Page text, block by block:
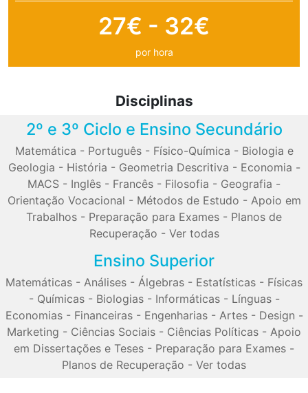
27€ - 32€
por hora
Disciplinas
2º e 3º Ciclo e Ensino Secundário
Matemática - Português- Físico-Química - Biologia e
Geologia - História - Geometria Descritiva - Economia -
MACS - Inglês - Francês - Filosofia - Geografia -
Orientação Vocacional - Métodos de Estudo - Apoio em
Trabalhos - Preparação para Exames - Planos de
Recuperação - Ver todas
Ensino Superior
Matemáticas - Análises - Álgebras - Estatísticas - Físicas
- Químicas- Biologias- Informáticas- Línguas-
Economias- Financeiras- Engenharias- Artes- Design -
Marketing - Ciências Sociais - Ciências Políticas - Apoio
em Dissertações e Teses - Preparação para Exames -
Planos de Recuperação - Ver todas